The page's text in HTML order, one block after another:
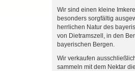
Wir sind einen kleine
besonders sorgfältig
herrlichen Natur des
von Dietramszell, in den
bayerischen Bergen.
Wir verkaufen
sammeln mit dem Nektar